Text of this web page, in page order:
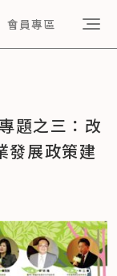
會員專區
題之三：改
發展政策建